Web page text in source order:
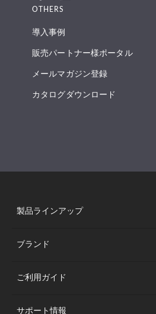
OTHERS
導入事例
販売パートナー様ポータル
メールマガジン登録
カタログダウンロード
製品ラインアップ
ブランド
ご利用ガイド
サポート情報